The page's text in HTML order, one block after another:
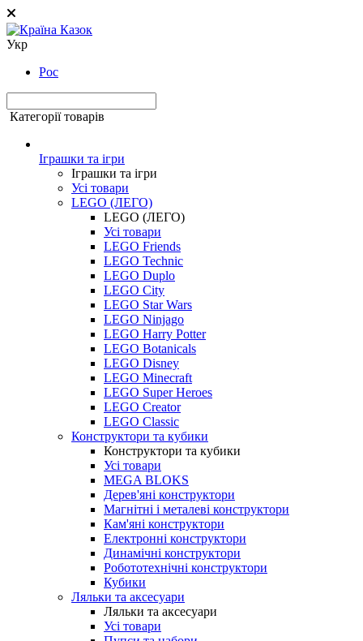
Укр
Рос
Категорії товарів
Іграшки та ігри
Іграшки та ігри
Усі товари
LEGO (ЛЕГО)
LEGO (ЛЕГО)
Усі товари
LEGO Friends
LEGO Technic
LEGO Duplo
LEGO City
LEGO Star Wars
LEGO Ninjago
LEGO Harry Potter
LEGO Botanicals
LEGO Disney
LEGO Minecraft
LEGO Super Heroes
LEGO Creator
LEGO Classic
Конструктори та кубики
Конструктори та кубики
Усі товари
MEGA BLOKS
Дерев'яні конструктори
Магнітні і металеві конструктори
Кам'яні конструктори
Електронні конструктори
Динамічні конструктори
Робототехнічні конструктори
Кубики
Ляльки та аксесуари
Ляльки та аксесуари
Усі товари